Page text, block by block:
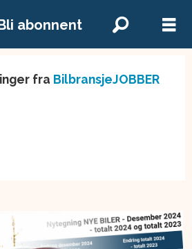
abonnent
fra BilbransjeJOBBER